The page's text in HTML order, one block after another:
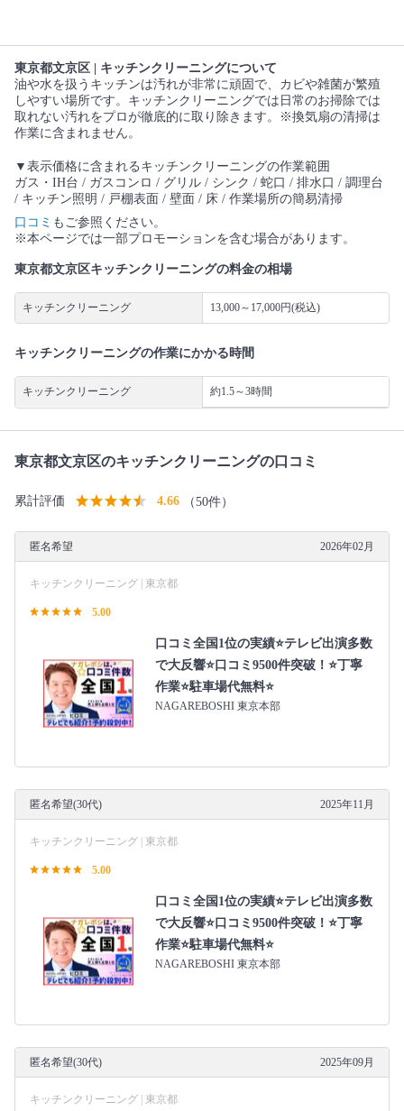
東京都文京区 | キッチンクリーニングについて
油や水を扱うキッチンは汚れが非常に頑固で、カビや雑菌が繁殖
しやすい場所です。キッチンクリーニングでは日常のお掃除では
取れない汚れをプロが徹底的に取り除きます。※換気扇の清掃は
作業に含まれません。
▼表示価格に含まれるキッチンクリーニングの作業範囲
ガス・IH台 / ガスコンロ / グリル / シンク / 蛇口 / 排水口 / 調理台
/ キッチン照明 / 戸棚表面 / 壁面 / 床 / 作業場所の簡易清掃
口コミ もご参照ください。
※本ページでは一部プロモーションを含む場合があります。
東京都文京区キッチンクリーニングの料金の相場
キッチンクリーニング 13,000～17,000円(税込)
キッチンクリーニングの作業にかかる時間
キッチンクリーニング 約1.5～3時間
東京都文京区のキッチンクリーニングの口コミ
累計評価 4.66 （50件）
匿名希望 2026年02月
キッチンクリーニング | 東京都
5.00
口コミ全国1位の実績⭐テレビ出演多数
で大反響⭐口コミ9500件突破！⭐丁寧
作業⭐駐車場代無料⭐
NAGAREBOSHI 東京本部
匿名希望(30代) 2025年11月
キッチンクリーニング | 東京都
5.00
口コミ全国1位の実績⭐テレビ出演多数
で大反響⭐口コミ9500件突破！⭐丁寧
作業⭐駐車場代無料⭐
NAGAREBOSHI 東京本部
匿名希望(30代) 2025年09月
キッチンクリーニング | 東京都